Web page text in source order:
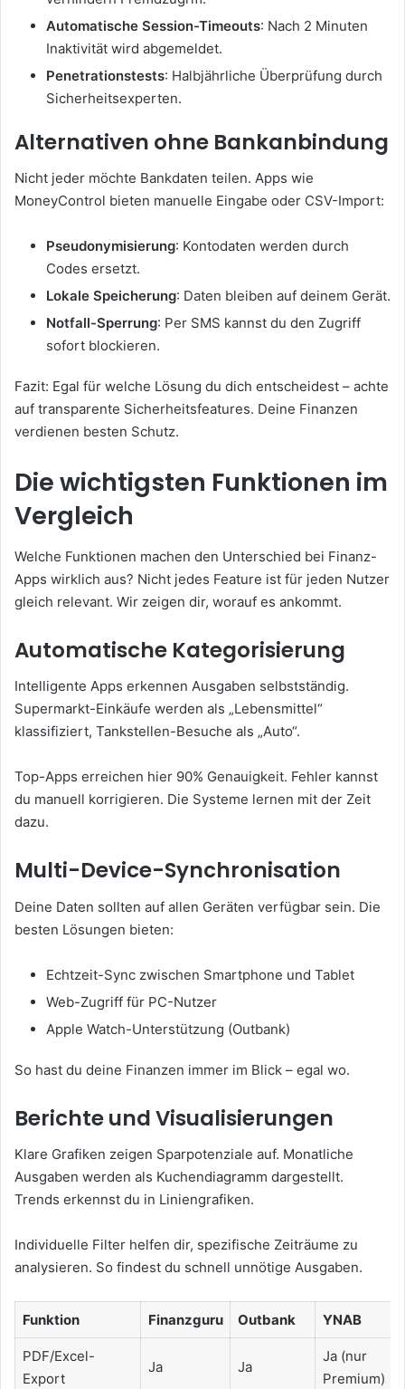
Automatische Session-Timeouts: Nach 2 Minuten
Inaktivität wird abgemeldet.
Penetrationstests: Halbjährliche Überprüfung durch
Sicherheitsexperten.
Alternativen ohne Bankanbindung
Nicht jeder möchte Bankdaten teilen. Apps wie
MoneyControl bieten manuelle Eingabe oder CSV-Import:
Pseudonymisierung: Kontodaten werden durch
Codes ersetzt.
Lokale Speicherung: Daten bleiben auf deinem Gerät.
Notfall-Sperrung: Per SMS kannst du den Zugriff
sofort blockieren.
Fazit: Egal für welche Lösung du dich entscheidest – achte
auf transparente Sicherheitsfeatures. Deine Finanzen
verdienen besten Schutz.
Die wichtigsten Funktionen im
Vergleich
Welche Funktionen machen den Unterschied bei Finanz-
Apps wirklich aus? Nicht jedes Feature ist für jeden Nutzer
gleich relevant. Wir zeigen dir, worauf es ankommt.
Automatische Kategorisierung
Intelligente Apps erkennen Ausgaben selbstständig.
Supermarkt-Einkäufe werden als „Lebensmittel“
klassifiziert, Tankstellen-Besuche als „Auto“.
Top-Apps erreichen hier 90% Genauigkeit. Fehler kannst
du manuell korrigieren. Die Systeme lernen mit der Zeit
dazu.
Multi-Device-Synchronisation
Deine Daten sollten auf allen Geräten verfügbar sein. Die
besten Lösungen bieten:
Echtzeit-Sync zwischen Smartphone und Tablet
Web-Zugriff für PC-Nutzer
Apple Watch-Unterstützung (Outbank)
So hast du deine Finanzen immer im Blick – egal wo.
Berichte und Visualisierungen
Klare Grafiken zeigen Sparpotenziale auf. Monatliche
Ausgaben werden als Kuchendiagramm dargestellt.
Trends erkennst du in Liniengrafiken.
Individuelle Filter helfen dir, spezifische Zeiträume zu
analysieren. So findest du schnell unnötige Ausgaben.
Funktion Finanzguru Outbank YNAB
PDF/Excel-
Export
Ja Ja
Ja (nur
Premium)